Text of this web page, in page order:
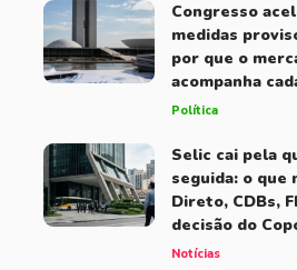
Congresso
medidas
por que o
acompanha
Política
Selic cai pela
seguida: o que
Direto, CDBs,
decisão do
Notícias